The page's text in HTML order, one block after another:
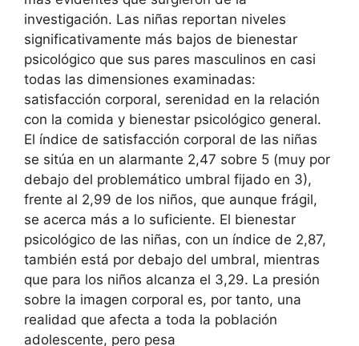
investigación. Las niñas reportan niveles
significativamente más bajos de bienestar
psicológico que sus pares masculinos en casi
todas las dimensiones examinadas:
satisfacción corporal, serenidad en la relación
con la comida y bienestar psicológico general.
El índice de satisfacción corporal de las niñas
se sitúa en un alarmante 2,47 sobre 5 (muy por
debajo del problemático umbral fijado en 3),
frente al 2,99 de los niños, que aunque frágil,
se acerca más a lo suficiente. El bienestar
psicológico de las niñas, con un índice de 2,87,
también está por debajo del umbral, mientras
que para los niños alcanza el 3,29. La presión
sobre la imagen corporal es, por tanto, una
realidad que afecta a toda la población
adolescente, pero pesa